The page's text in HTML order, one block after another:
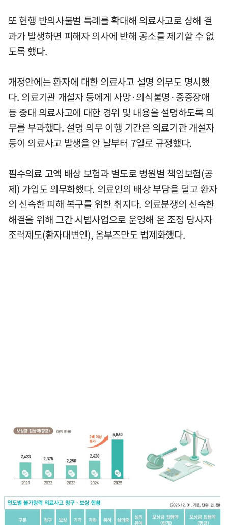
또 현행 반의사불벌 특례를 확대해 의료사고로 상해 결
과가 발생하면 피해자 의사에 반해 공소를 제기할 수 없
도록 했다.
개정안에는 환자에 대한 의료사고 설명 의무도 명시했
다. 의료기관 개설자 등에게 사망·의식불명·중증장애
등 중대 의료사고에 대한 경위 및 내용을 설명하도록 의
무를 부과했다. 설명 의무 이행 기간은 의료기관 개설자
등이 의료사고 발생을 안 날부터 7일로 규정했다.
필수의료 고액 배상 보험과 별도로 병원별 책임보험(공
제) 가입도 의무화했다. 의료인의 배상 부담을 덜고 환자
의 신속한 피해 복구를 위한 취지다. 의료분쟁의 신속한
해결을 위해 그간 시범사업으로 운영해 온 조정 당사자
조력제도(환자대변인), 옴부즈만도 법제화했다.